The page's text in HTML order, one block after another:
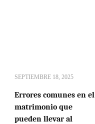
SEPTIEMBRE 18, 2025
Errores comunes en el
matrimonio que
pueden llevar al